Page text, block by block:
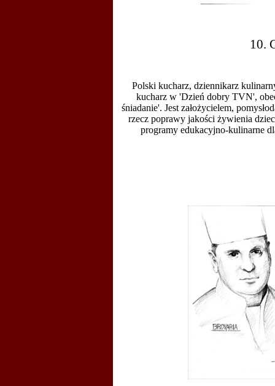
10.
Polski kucharz, dziennikarz
kucharz w 'Dzień dobry TVN',
śniadanie'. Jest założycielem,
rzecz poprawy jakości żywienia
programy edukacyjno-kulinarne